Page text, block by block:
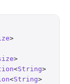
>
>
<String>
<String>